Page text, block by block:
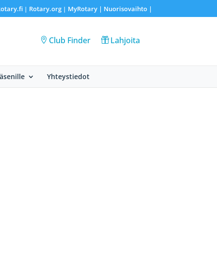
| Rotary.org| MyRotary | Nuorisovaihto|
Club Finder Lahjoita
Yhteystiedot